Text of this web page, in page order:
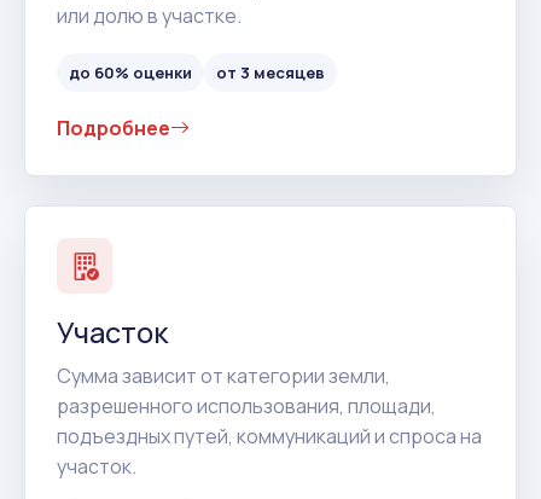
или долю в участке.
до 60% оценки от 3 месяцев
Подробнее
Участок
Сумма зависит от категории земли,
разрешенного использования, площади,
подъездных путей, коммуникаций и спроса на
участок.